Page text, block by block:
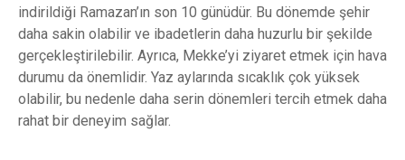
indirildiği Ramazan’ın son 10 günüdür. Bu dönemde şehir
daha sakin olabilir ve ibadetlerin daha huzurlu bir şekilde
gerçekleştirilebilir. Ayrıca, Mekke’yi ziyaret etmek için hava
durumu da önemlidir. Yaz aylarında sıcaklık çok yüksek
olabilir, bu nedenle daha serin dönemleri tercih etmek daha
rahat bir deneyim sağlar.